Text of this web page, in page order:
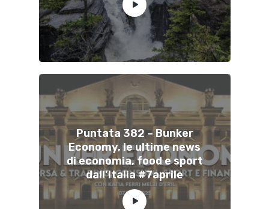
Puntata 382 – Bunker
Economy, le ultime news
di economia, food e sport
dall’Italia #7aprile